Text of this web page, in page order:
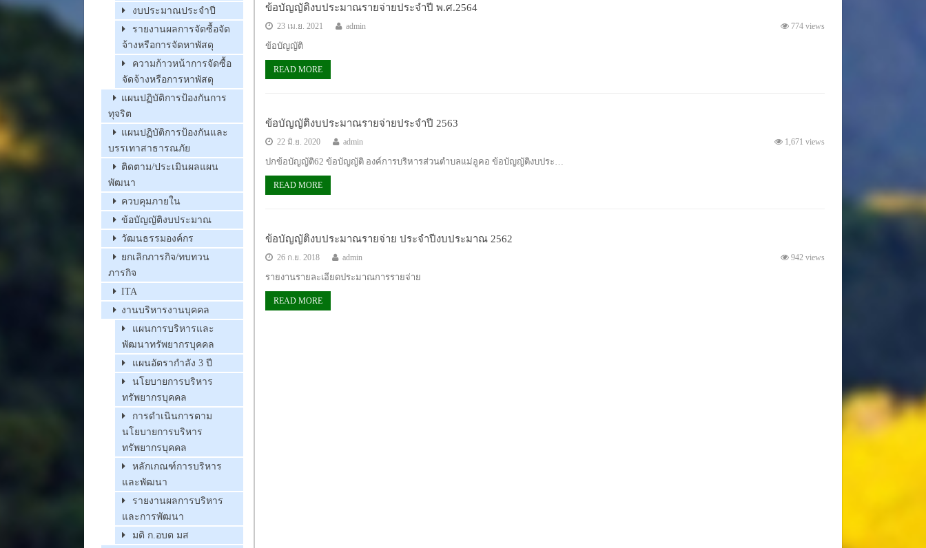
งบประมาณประจำปี
รายงานผลการจัดซื้อจัด
จ้างหรือการจัดหาพัสดุ
ความก้าวหน้าการจัดซื้อ
จัดจ้างหรือการหาพัสดุ
แผนปฏิบัติการป้องกันการ
ทุจริต
แผนปฏิบัติการป้องกันและ
บรรเทาสาธารณภัย
ติดตาม/ประเมินผลแผน
พัฒนา
ควบคุมภายใน
ข้อบัญญัติงบประมาณ
วัฒนธรรมองค์กร
ยกเลิกภารกิจ/ทบทวน
ภารกิจ
ITA
งานบริหารงานบุคคล
แผนการบริหารและ
พัฒนาทรัพยากรบุคคล
แผนอัตรากำลัง 3 ปี
นโยบายการบริหาร
ทรัพยากรบุคคล
การดำเนินการตาม
นโยบายการบริหาร
ทรัพยากรบุคคล
หลักเกณฑ์การบริหาร
และพัฒนา
รายงานผลการบริหาร
และการพัฒนา
มติ ก.อบต มส
ข้อบัญญัติงบประมาณรายจ่ายประจำปี พ.ศ.2564
23 เม.ย. 2021 774 views
admin
ข้อบัญญัติ
READ MORE
ข้อบัญญัติงบประมาณรายจ่ายประจำปี 2563
22 มิ.ย. 2020 1,671 views
admin
ปกข้อบัญญัติ62 ข้อบัญญัติ องค์การบริหารส่วนตำบลแม่อูคอ ข้อบัญญัติงบประ…
READ MORE
ข้อบัญญัติงบประมาณรายจ่าย ประจำปีงบประมาณ 2562
26 ก.ย. 2018 942 views
admin
รายงานรายละเอียดประมาณการรายจ่าย
READ MORE